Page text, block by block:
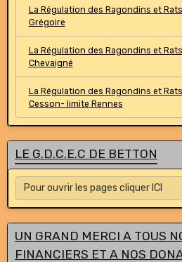
La Régulation des Ragondins et
Grégoire
La Régulation des Ragondins et
Chevaigné
La Régulation des Ragondins et
Cesson- limite Rennes
LE G.D.C.E.C DE BETTON
UN GRAND MERCI A TOUS
FINANCIERS ET A NOS